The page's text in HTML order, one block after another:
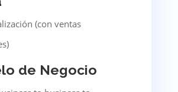
(con ventas
de Negocio